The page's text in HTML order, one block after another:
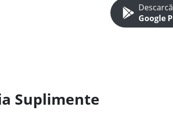
Google
Suplimente